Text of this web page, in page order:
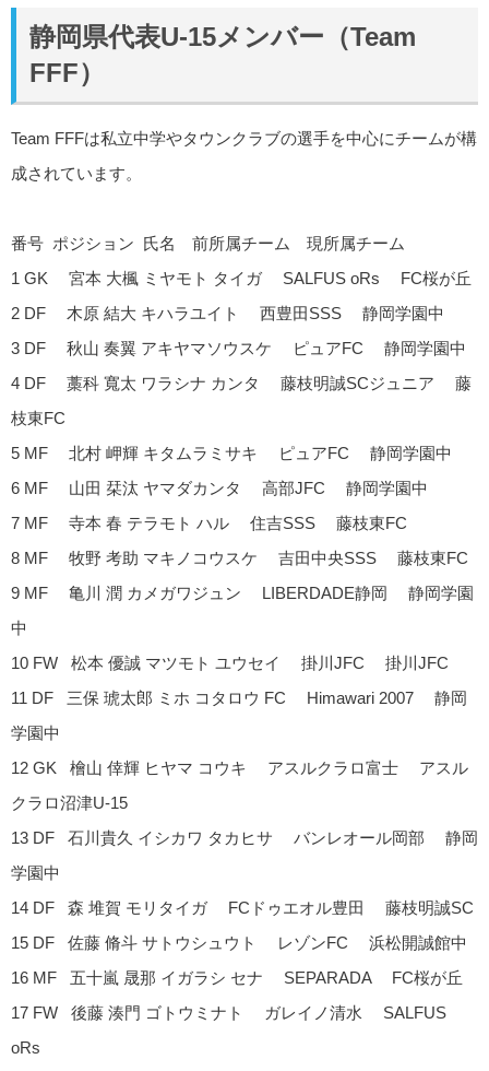
静岡県代表U-15メンバー（Team
FFF）
Team FFFは私立中学やタウンクラブの選手を中心にチームが構
成されています。
番号 ポジション 氏名 前所属チーム 現所属チーム
1 GK 宮本 大楓 ミヤモト タイガ SALFUS oRs FC桜が丘
2 DF 木原 結大 キハラユイト 西豊田SSS 静岡学園中
3 DF 秋山 奏翼 アキヤマソウスケ ピュアFC 静岡学園中
4 DF 藁科 寬太 ワラシナ カンタ 藤枝明誠SCジュニア 藤
枝東FC
5 MF 北村 岬輝 キタムラミサキ ピュアFC 静岡学園中
6 MF 山田 栞汰 ヤマダカンタ 高部JFC 静岡学園中
7 MF 寺本 春 テラモト ハル 住吉SSS 藤枝東FC
8 MF 牧野 考助 マキノコウスケ 吉田中央SSS 藤枝東FC
9 MF 亀川 潤 カメガワジュン LIBERDADE静岡 静岡学園
中
10 FW 松本 優誠 マツモト ユウセイ 掛川JFC 掛川JFC
11 DF 三保 琥太郎 ミホ コタロウ FC Himawari 2007 静岡
学園中
12 GK 檜山 倖輝 ヒヤマ コウキ アスルクラロ富士 アスル
クラロ沼津U-15
13 DF 石川貴久 イシカワ タカヒサ バンレオール岡部 静岡
学園中
14 DF 森 堆賀 モリタイガ FCドゥエオル豊田 藤枝明誠SC
15 DF 佐藤 脩斗 サトウシュウト レゾンFC 浜松開誠館中
16 MF 五十嵐 晟那 イガラシ セナ SEPARADA FC桜が丘
17 FW 後藤 湊門 ゴトウミナト ガレイノ清水 SALFUS
oRs